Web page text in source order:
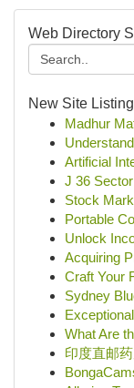
Web Directory
New Site
Madhur
Artificial
J 36
Stock
Portable
Unlock
Acquiring
Craft Your
Sydney
What Are
印度直邮